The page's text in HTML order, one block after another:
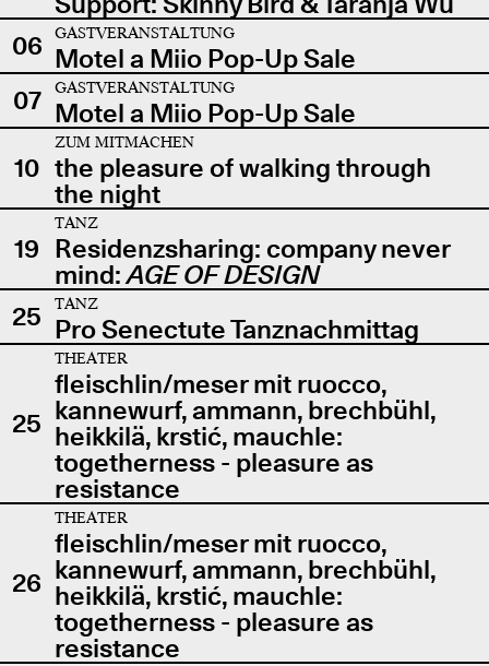
06
GASTVERANSTALTUNG
Motel a Miio Pop-Up Sale
07
GASTVERANSTALTUNG
Motel a Miio Pop-Up Sale
10
ZUM MITMACHEN
the pleasure of walking through
the night
19
TANZ
Residenzsharing: company never
mind:AGE OF DESIGN
25
TANZ
Pro Senectute Tanznachmittag
25
THEATER
fleischlin/meser mit ruocco,
kannewurf, ammann, brechbühl,
heikkilä, krstić, mauchle:
togetherness - pleasure as
resistance
26
THEATER
fleischlin/meser mit ruocco,
kannewurf, ammann, brechbühl,
heikkilä, krstić, mauchle:
togetherness - pleasure as
resistance